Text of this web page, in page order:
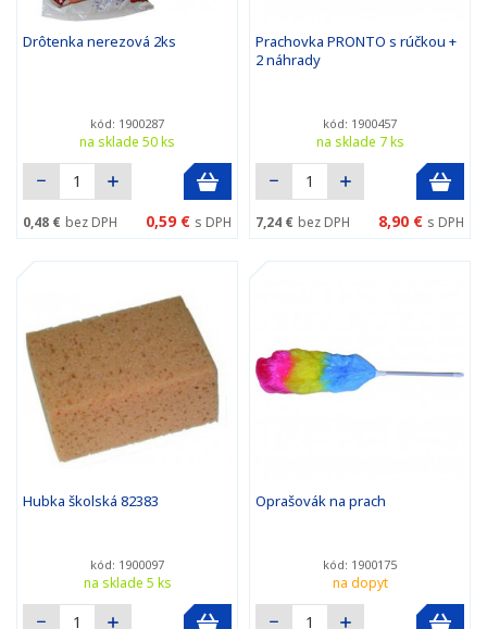
Drôtenka nerezová 2ks
kód: 1900287
na sklade 50 ks
0,48 € bez DPH 0,59 € s DPH
Prachovka PRONTO s rúčkou +
2 náhrady
kód: 1900457
na sklade 7 ks
7,24 € bez DPH 8,90 € s DPH
Hubka školská 82383
kód: 1900097
na sklade 5 ks
Oprašovák na prach
kód: 1900175
na dopyt